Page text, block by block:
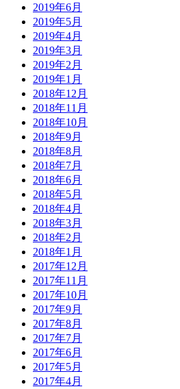
2019年6月
2019年5月
2019年4月
2019年3月
2019年2月
2019年1月
2018年12月
2018年11月
2018年10月
2018年9月
2018年8月
2018年7月
2018年6月
2018年5月
2018年4月
2018年3月
2018年2月
2018年1月
2017年12月
2017年11月
2017年10月
2017年9月
2017年8月
2017年7月
2017年6月
2017年5月
2017年4月